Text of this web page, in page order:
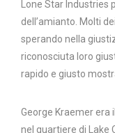
Lone Star Industries
dell’amianto. Molti
sperando nella
riconosciuta loro
rapido e giusto
George Kraemer era
nel quartiere di Lake